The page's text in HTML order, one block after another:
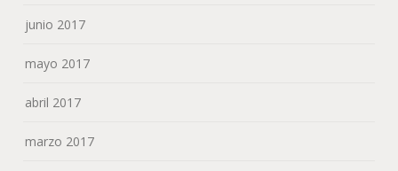
junio 2017
mayo 2017
abril 2017
marzo 2017